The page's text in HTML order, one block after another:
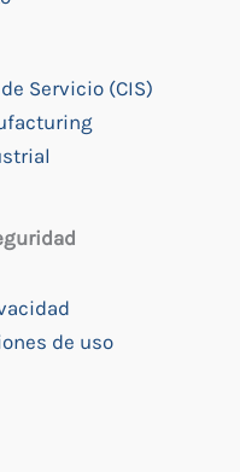
Servicio (CIS)
de uso